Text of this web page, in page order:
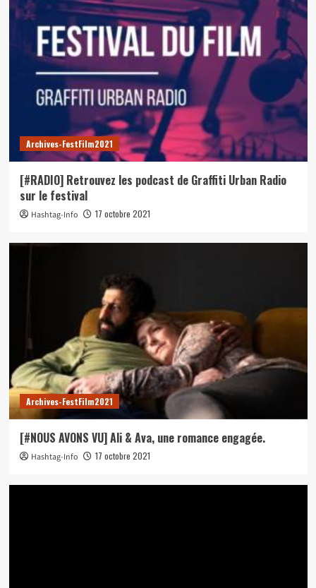
Archives-FestFilm2021
[#RADIO] Retrouvez les podcast de Graffiti Urban Radio
sur le festival
Hashtag-Info 17 octobre 2021
Archives-FestFilm2021
[#NOUS AVONS VU] Ali & Ava, une romance engagée.
Hashtag-Info 17 octobre 2021